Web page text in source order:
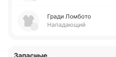
Гради Ло­мбо­то
Нападающий
Запасные